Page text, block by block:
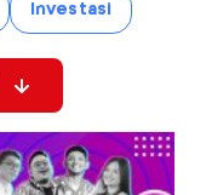
Investasi